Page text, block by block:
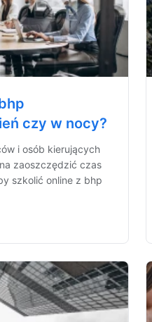
czy w nocy?
i osób kierujących
zaoszczędzić czas
szkolić online z bhp